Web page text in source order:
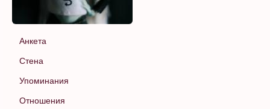
Анкета
Стена
Упоминания
Отношения